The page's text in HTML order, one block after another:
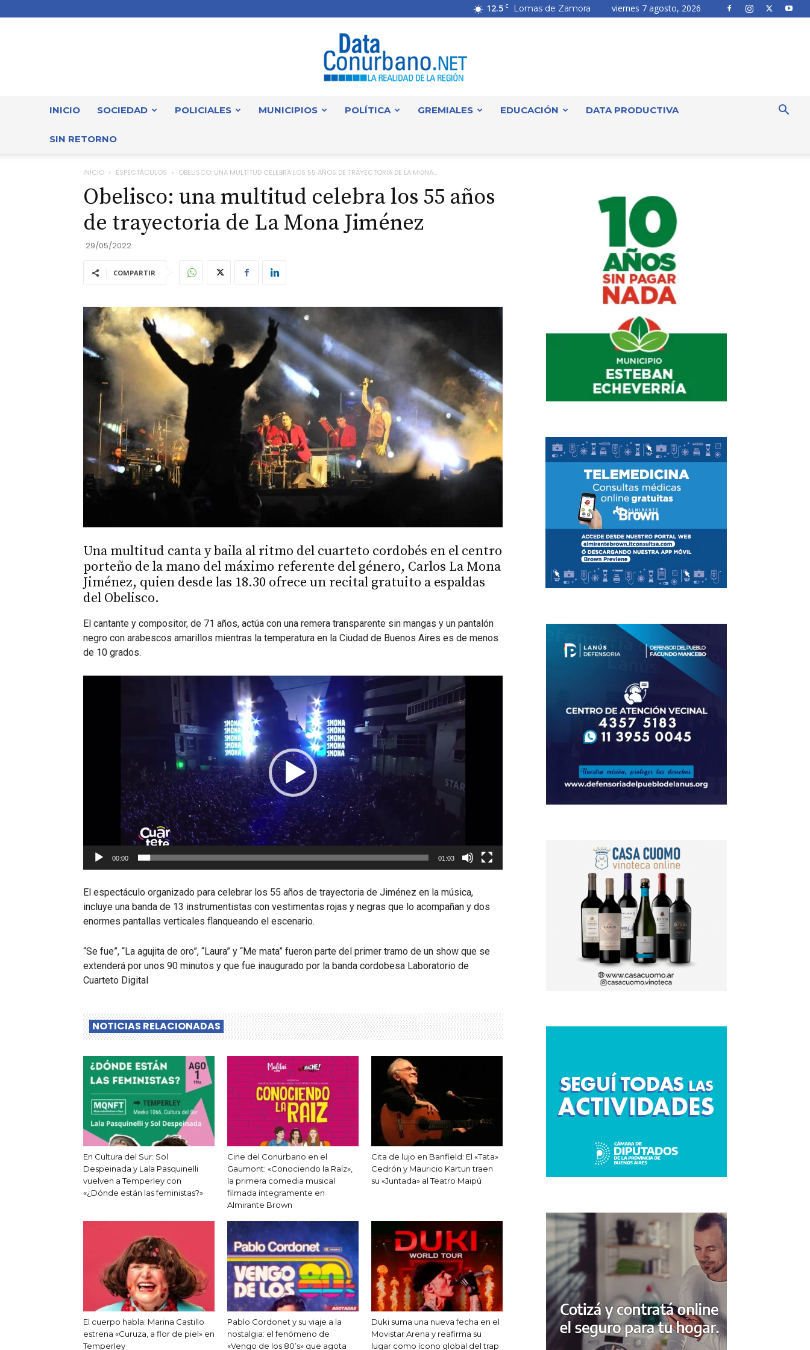
12.5 C Lomas de Zamora viernes 7 agosto, 2026
INICIO SOCIEDAD POLICIALES MUNICIPIOS POLÍTICA GREMIALES EDUCACIÓN DATA PRODUCTIVA
SIN RETORNO
INICIO ESPECTÁCULOS OBELISCO: UNA MULTITUD CELEBRA LOS 55 AÑOS DE TRAYECTORIA DE LA MONA...
Obelisco: una multitud celebra los 55 años
de trayectoria de La Mona Jiménez
29/05/2022
COMPARTIR
Una multitud canta y baila al ritmo del cuarteto cordobés en el centro
porteño de la mano del máximo referente del género, Carlos La Mona
Jiménez, quien desde las 18.30 ofrece un recital gratuito a espaldas
del Obelisco.
El cantante y compositor, de 71 años, actúa con una remera transparente sin mangas y un pantalón
negro con arabescos amarillos mientras la temperatura en la Ciudad de Buenos Aires es de menos
de 10 grados.
00:00 01:03
El espectáculo organizado para celebrar los 55 años de trayectoria de Jiménez en la música,
incluye una banda de 13 instrumentistas con vestimentas rojas y negras que lo acompañan y dos
enormes pantallas verticales flanqueando el escenario.
“Se fue”, “La agujita de oro”, “Laura” y “Me mata” fueron parte del primer tramo de un show que se
extenderá por unos 90 minutos y que fue inaugurado por la banda cordobesa Laboratorio de
Cuarteto Digital
NOTICIAS RELACIONADAS
En Cultura del Sur: Sol
Despeinada y Lala Pasquinelli
vuelven a Temperley con
«¿Dónde están las feministas?»
Cine del Conurbano en el
Gaumont: «Conociendo la Raíz»,
la primera comedia musical
filmada íntegramente en
Almirante Brown
Cita de lujo en Banfield: El «Tata»
Cedrón y Mauricio Kartun traen
su «Juntada» al Teatro Maipú
El cuerpo habla: Marina Castillo
estrena «Curuza, a flor de piel» en
Temperley
Pablo Cordonet y su viaje a la
nostalgia: el fenómeno de
«Vengo de los 80’s» que agota
Duki suma una nueva fecha en el
Movistar Arena y reafirma su
lugar como ícono global del trap